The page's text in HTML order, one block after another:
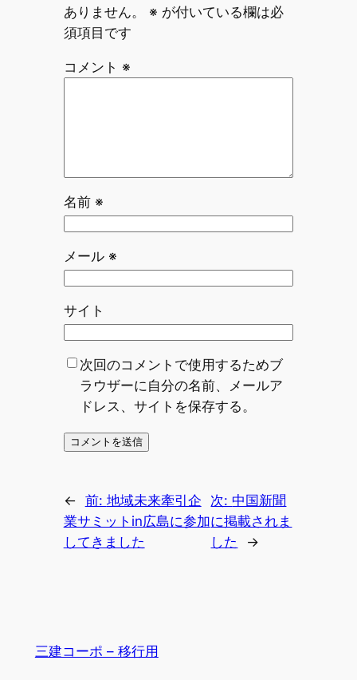
ありません。
※ が付いている欄は必
須項目です
コメント ※
名前 ※
メール ※
サイト
次回のコメントで使用するためブ
ラウザーに自分の名前、メールア
ドレス、サイトを保存する。
← 前: 地域未来牽引企
業サミットin広島に参加
してきました
次: 中国新聞
に掲載されま
した
→
三建コーポ – 移行用